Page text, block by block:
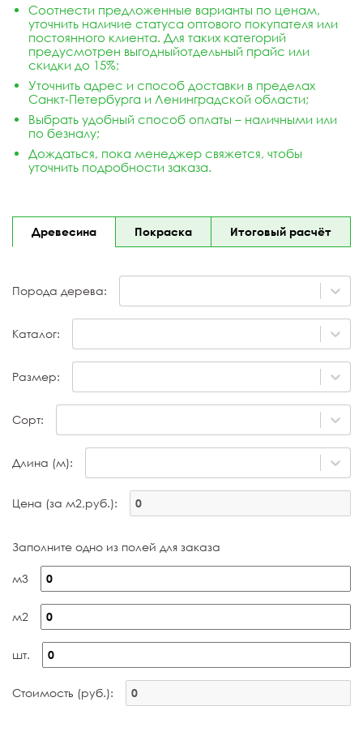
Соотнести предложенные варианты по ценам,
уточнить наличие статуса оптового покупателя или
постоянного клиента. Для таких категорий
предусмотрен выгодныйотдельный прайс или
скидки до 15%;
Уточнить адрес и способ доставки в пределах
Санкт-Петербурга и Ленинградской области;
Выбрать удобный способ оплаты – наличными или
по безналу;
Дождаться, пока менеджер свяжется, чтобы
уточнить подробности заказа.
Древесина Покраска Итоговый расчёт
Порода дерева:
Каталог:
Размер:
Сорт:
Длина (м):
Цена (за м2,руб.):
Заполните одно из полей для заказа
м3
м2
шт.
Стоимость (руб.):